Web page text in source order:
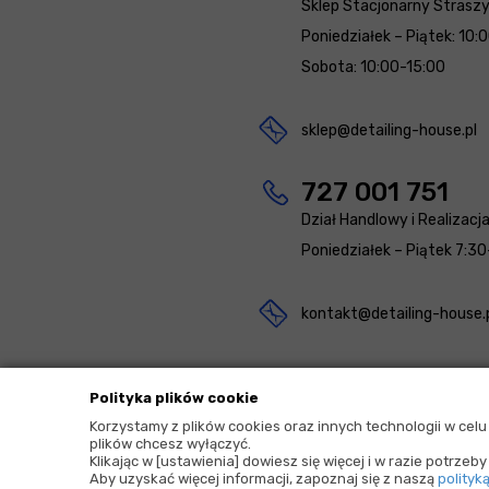
Polityka plików cookie
Korzystamy z plików cookies oraz innych technologii w
plików chcesz wyłączyć.
Klikając w [ustawienia] dowiesz się więcej i w razie
Aby uzyskać więcej informacji, zapoznaj się z naszą
Sklep Stacjonarny
Poniedziałek – Piątek:
Sobota: 10:00-15:00
sklep@detailing-house.pl
727 001 751
Dział Handlowy i
Poniedziałek – Piątek
kontakt@detailing-
2026 © Copyrights by |Detailing House